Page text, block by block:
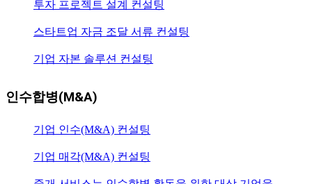
투자 프로젝트 설계 컨설팅
스타트업 자금 조달 서류 컨설팅
기업 자본 솔루션 컨설팅
인수합병(M&A)
기업 인수(M&A) 컨설팅
기업 매각(M&A) 컨설팅